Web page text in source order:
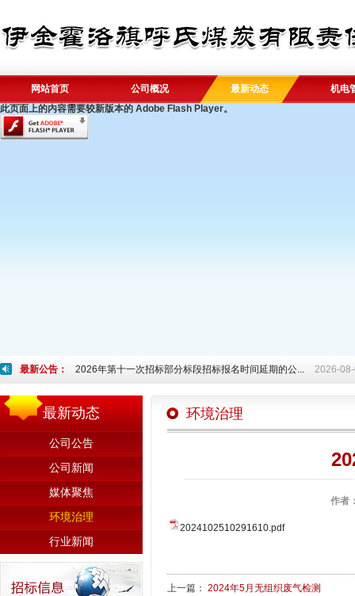
网站首页 公司概况 最新动态
机电
此页面上的内容需要较新版本的 Adobe Flash Player。
最新公告： 2026年第十一次招标部分标段招标报名时间延期的公... 2026-
最新动态
公司公告
公司新闻
媒体聚焦
环境治理
行业新闻
环境治理
作者
2024102510291610.pdf
上一篇： 2024年5月无组织废气检测